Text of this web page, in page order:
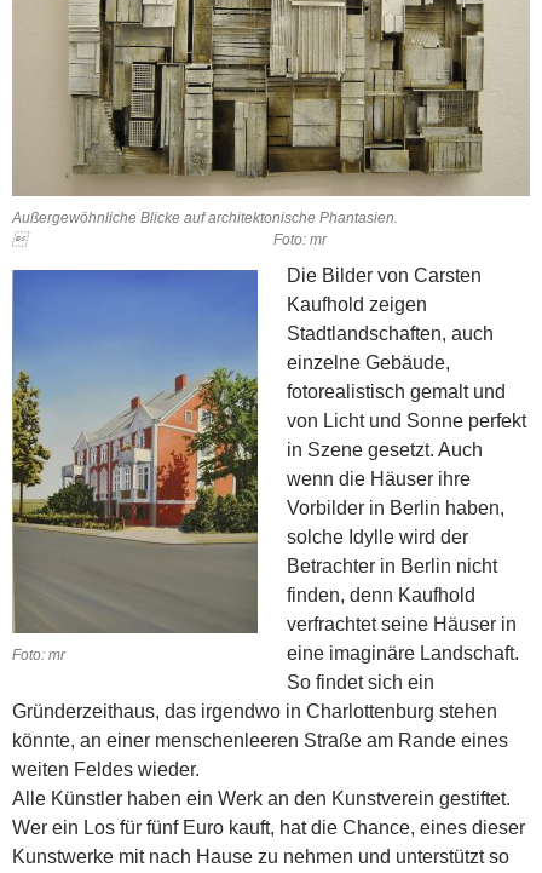
Außergewöhnliche Blicke auf architektonische Phantasien.
 Foto: mr
Foto: mr
Die Bilder von Carsten
Kaufhold zeigen
Stadtlandschaften, auch
einzelne Gebäude,
fotorealistisch gemalt und
von Licht und Sonne perfekt
in Szene gesetzt. Auch
wenn die Häuser ihre
Vorbilder in Berlin haben,
solche Idylle wird der
Betrachter in Berlin nicht
finden, denn Kaufhold
verfrachtet seine Häuser in
eine imaginäre Landschaft.
So findet sich ein
Gründerzeithaus, das irgendwo in Charlottenburg stehen
könnte, an einer menschenleeren Straße am Rande eines
weiten Feldes wieder.
Alle Künstler haben ein Werk an den Kunstverein gestiftet.
Wer ein Los für fünf Euro kauft, hat die Chance, eines dieser
Kunstwerke mit nach Hause zu nehmen und unterstützt so